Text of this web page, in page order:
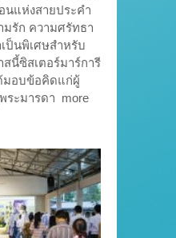
นแห่งสายประคำ
มรัก ความศรัทธา
ป็นพิเศษสำหรับ
นี้ซิสเตอร์มาร์การี
มอบข้อคิดแก่ผู้
ระมารดา more